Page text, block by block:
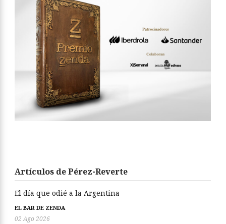
Artículos de Pérez-Reverte
El día que odié a la Argentina
EL BAR DE ZENDA
02 Ago 2026